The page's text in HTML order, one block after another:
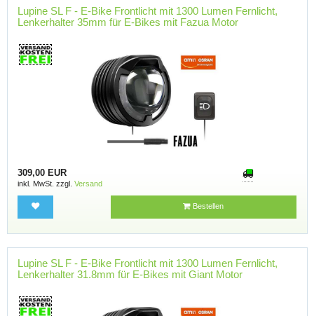
Lupine SL F - E-Bike Frontlicht mit 1300 Lumen Fernlicht,
Lenkerhalter 35mm für E-Bikes mit Fazua Motor
309,00 EUR
inkl. MwSt. zzgl. Versand
Bestellen
Lupine SL F - E-Bike Frontlicht mit 1300 Lumen Fernlicht,
Lenkerhalter 31.8mm für E-Bikes mit Giant Motor